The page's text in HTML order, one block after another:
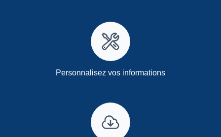
Personnalisez vos informations